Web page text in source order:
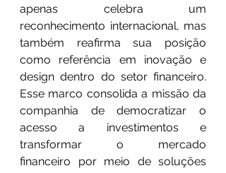
apenas celebra um
reconhecimento internacional, mas
também reafirma sua posição
como referência em inovação e
design dentro do setor financeiro.
Esse marco consolida a missão da
companhia de democratizar o
acesso a investimentos e
transformar o mercado
financeiro por meio de soluções